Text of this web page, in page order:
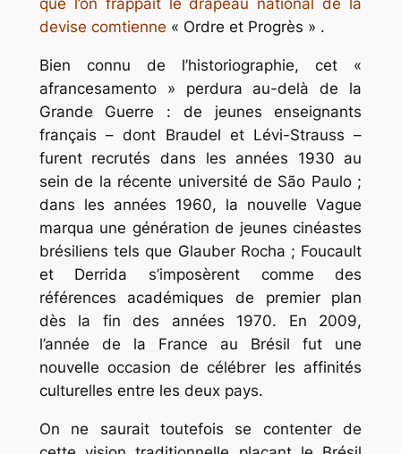
que l’on frappait le drapeau national de la
devise comtienne « Ordre et Progrès » .
Bien connu de l’historiographie, cet «
afrancesamento » perdura au-delà de la
Grande Guerre : de jeunes enseignants
français – dont Braudel et Lévi-Strauss –
furent recrutés dans les années 1930 au
sein de la récente université de São Paulo ;
dans les années 1960, la nouvelle Vague
marqua une génération de jeunes cinéastes
brésiliens tels que Glauber Rocha ; Foucault
et Derrida s’imposèrent comme des
références académiques de premier plan
dès la fin des années 1970. En 2009,
l’année de la France au Brésil fut une
nouvelle occasion de célébrer les affinités
culturelles entre les deux pays.
On ne saurait toutefois se contenter de